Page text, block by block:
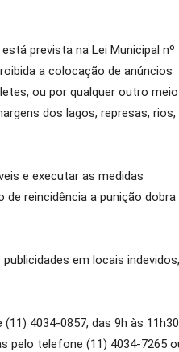
prevista na Lei Municipal nº
a colocação de anúncios
ou por qualquer outro meio
dos lagos, represas, rios,
e executar as medidas
de reincidência a punição dobra
em locais
4034-0857, das 9h às
pelo telefone (11) 4034-7265